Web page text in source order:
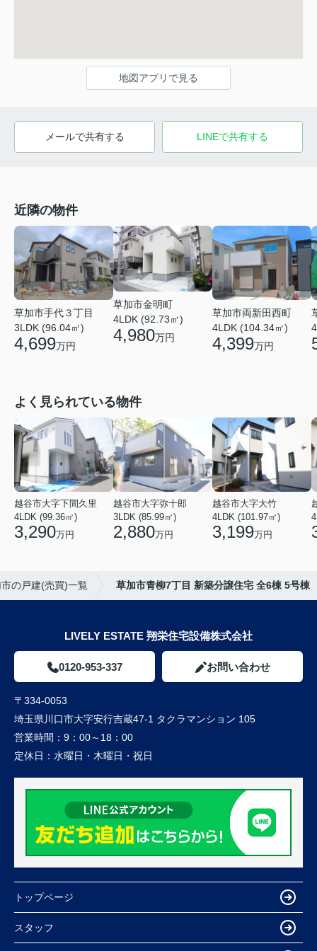
地図アプリで見る
メールで共有する LINEで共有する
近隣の物件
草加市手代３丁目
3LDK (96.04㎡)
4,699万円
草加市金明町
4LDK (92.73㎡)
4,980万円
草加市両新田西町
4LDK (104.34㎡)
4,399万円
よく見られている物件
越谷市大字下間久里
4LDK (99.36㎡)
3,290万円
越谷市大字弥十郎
3LDK (85.99㎡)
2,880万円
越谷市大字大竹
4LDK (101.97㎡)
3,199万円
の戸建(売買)一覧 草加市青柳7丁目 新築分譲住宅 全6棟 5号棟
LIVELY ESTATE 翔栄住宅設備株式会社
0120-953-337 お問い合わせ
〒334-0053
埼玉県川口市大字安行吉蔵47-1 タクラマンション 105
営業時間： 9：00～18：00
定休日： 水曜日・木曜日・祝日
トップページ
スタッフ